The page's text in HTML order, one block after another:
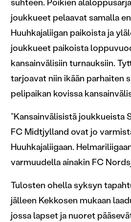
suhteen. Poikien
joukkueet pelaavat samalla
Huuhkajaliigan paikoista ja
joukkueet paikoista
kansainvälisiin turnauksiin.
tarjoavat niin ikään parhaiten
pelipaikan kovissa
”Kansainvälisistä joukkueista
FC Midtjylland ovat jo
Huuhkajaliigaan.
varmuudella ainakin FC
Tulosten ohella syksyn
jälleen Kekkosen mukaan
jossa lapset ja nuoret